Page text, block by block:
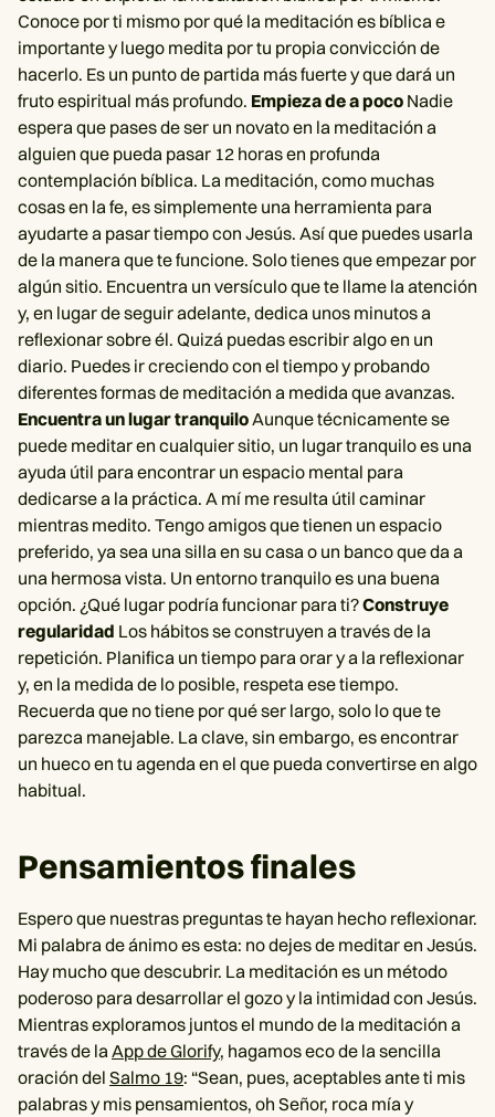
Conoce por ti mismo por qué la meditación es bíblica e
importante y luego medita por tu propia convicción de
hacerlo. Es un punto de partida más fuerte y que dará un
fruto espiritual más profundo. Empieza de a poco Nadie
espera que pases de ser un novato en la meditación a
alguien que pueda pasar 12 horas en profunda
contemplación bíblica. La meditación, como muchas
cosas en la fe, es simplemente una herramienta para
ayudarte a pasar tiempo con Jesús. Así que puedes usarla
de la manera que te funcione. Solo tienes que empezar por
algún sitio. Encuentra un versículo que te llame la atención
y, en lugar de seguir adelante, dedica unos minutos a
reflexionar sobre él. Quizá puedas escribir algo en un
diario. Puedes ir creciendo con el tiempo y probando
diferentes formas de meditación a medida que avanzas.
Encuentra un lugar tranquiloAunque técnicamente se
puede meditar en cualquier sitio, un lugar tranquilo es una
ayuda útil para encontrar un espacio mental para
dedicarse a la práctica. A mí me resulta útil caminar
mientras medito. Tengo amigos que tienen un espacio
preferido, ya sea una silla en su casa o un banco que da a
una hermosa vista. Un entorno tranquilo es una buena
opción. ¿Qué lugar podría funcionar para ti?Construye
regularidad Los hábitos se construyen a través de la
repetición. Planifica un tiempo para orar y a la reflexionar
y, en la medida de lo posible, respeta ese tiempo.
Recuerda que no tiene por qué ser largo, solo lo que te
parezca manejable. La clave, sin embargo, es encontrar
un hueco en tu agenda en el que pueda convertirse en algo
habitual.
Pensamientos finales
Espero que nuestras preguntas te hayan hecho reflexionar.
Mi palabra de ánimo es esta: no dejes de meditar en Jesús.
Hay mucho que descubrir. La meditación es un método
poderoso para desarrollar el gozo y la intimidad con Jesús.
Mientras exploramos juntos el mundo de la meditación a
través de la App de Glorify, hagamos eco de la sencilla
oración del Salmo 19: “Sean, pues, aceptables ante ti mis
palabras y mis pensamientos, oh Señor, roca mía y